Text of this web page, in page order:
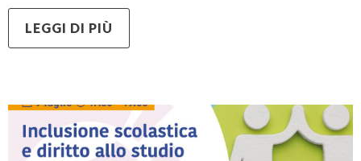
LEGGI DI PIÙ